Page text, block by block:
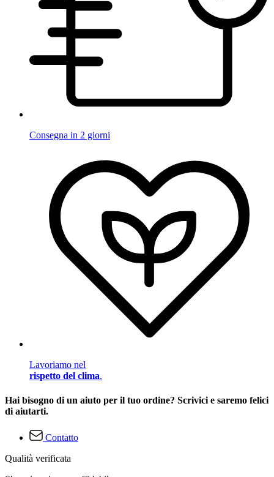
Consegna in 2 giorni
Lavoriamo nel
rispetto del clima.
Hai bisogno di un aiuto per il tuo ordine? Scrivici e saremo felici
di aiutarti.
Contatto
Qualità verificata